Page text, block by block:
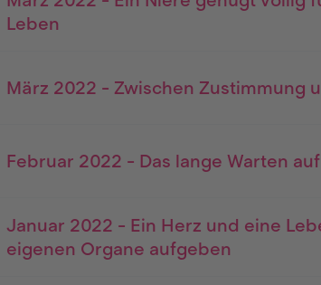
Leben
März 2022 - Zwischen Zustimmung
Februar 2022 - Das lange Warten
Januar 2022 - Ein Herz und eine
eigenen Organe aufgeben